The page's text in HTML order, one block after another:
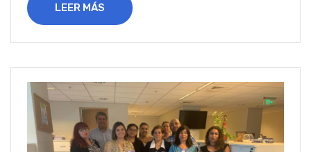
LEER MÁS